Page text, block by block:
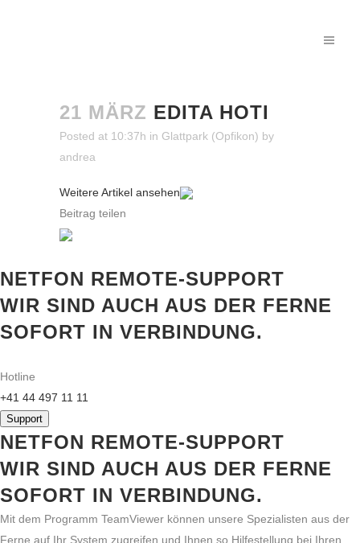
21 MÄRZ EDITA HOTI
Posted at 10:37h in Glattpark (Opfikon) by
andrea
Weitere Artikel ansehen
Beitrag teilen
NETFON REMOTE-SUPPORT
WIR SIND AUCH AUS DER FERNE
SOFORT IN VERBINDUNG.
Hotline
+41 44 497 11 11
Support
NETFON REMOTE-SUPPORT
WIR SIND AUCH AUS DER FERNE
SOFORT IN VERBINDUNG.
Mit dem Programm TeamViewer können unsere Spezialisten aus der
Ferne auf Ihr System zugreifen und Ihnen so Hilfestellung bei Ihren